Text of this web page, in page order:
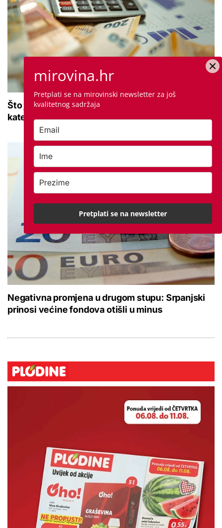
Što je MIREX i kako se računa? Važna brojka za
kategoriju štednje u drugom stupu
Negativna promjena u drugom stupu: Srpanjski
prinosi većine fondova otišli u minus
mirovina.hr
Pretplati se na mirovinski newsletter za još
kvalitetnog sadržaja
Pretplati se na newsletter